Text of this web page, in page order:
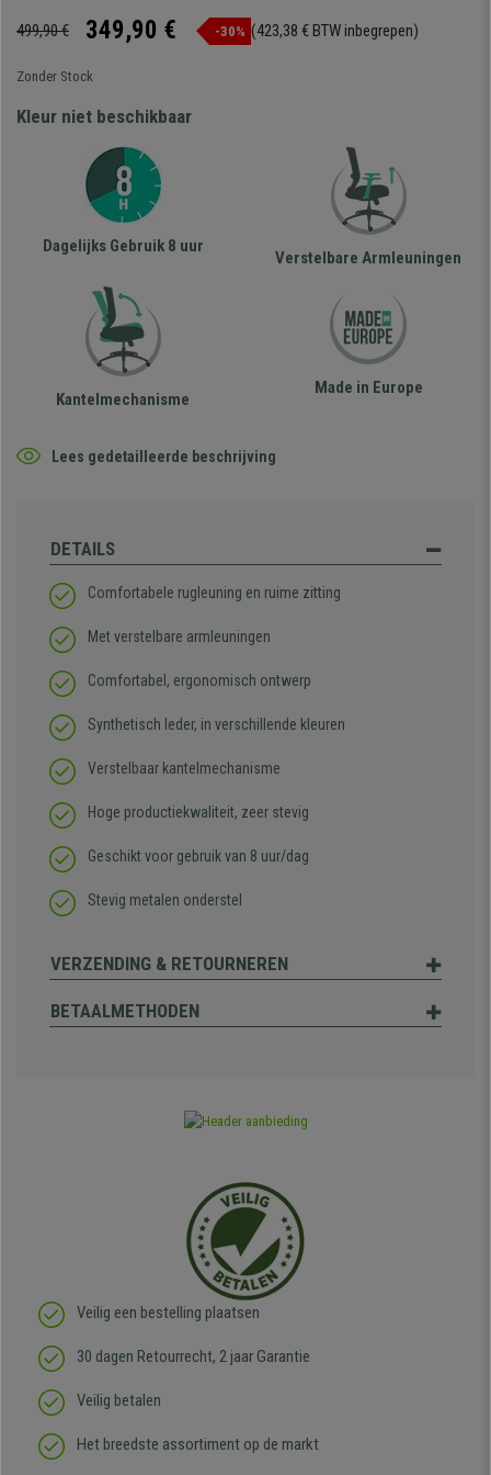
499,90 € 349,90 € -30% (423,38 € BTW inbegrepen)
Zonder Stock
Kleur niet beschikbaar
Dagelijks Gebruik 8 uur
Verstelbare Armleuningen
Kantelmechanisme
Made in Europe
Lees gedetailleerde beschrijving
DETAILS
Comfortabele rugleuning en ruime zitting
Met verstelbare armleuningen
Comfortabel, ergonomisch ontwerp
Synthetisch leder, in verschillende kleuren
Verstelbaar kantelmechanisme
Hoge productiekwaliteit, zeer stevig
Geschikt voor gebruik van 8 uur/dag
Stevig metalen onderstel
VERZENDING & RETOURNEREN
BETAALMETHODEN
Veilig een bestelling plaatsen
30 dagen Retourrecht, 2 jaar Garantie
Veilig betalen
Het breedste assortiment op de markt